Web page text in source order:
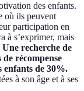
des enfants.
où ils peuvent
participation en
à s’exprimer, mais
Une recherche de
récompense
enfants de 30%.
à son âge et à ses